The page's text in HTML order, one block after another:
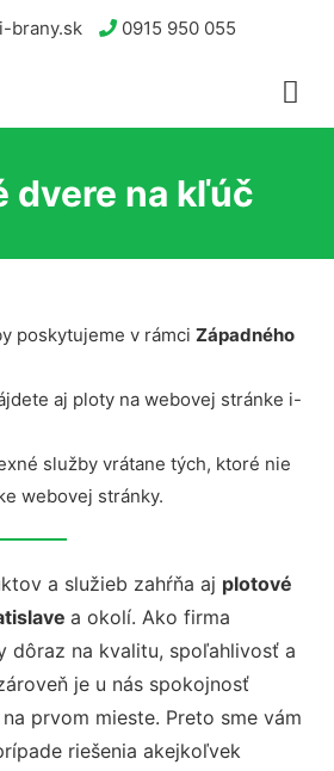
brany.sk 0915 950 055
dvere na kľúč
poskytujeme v rámci Západného
aj ploty na webovej stránke i-
služby vrátane tých, ktoré nie
webovej stránky.
a služieb zahŕňa aj plotové
a okolí. Ako firma
dôraz na kvalitu, spoľahlivosť a
je u nás spokojnosť
prvom mieste. Preto sme vám
riešenia akejkoľvek